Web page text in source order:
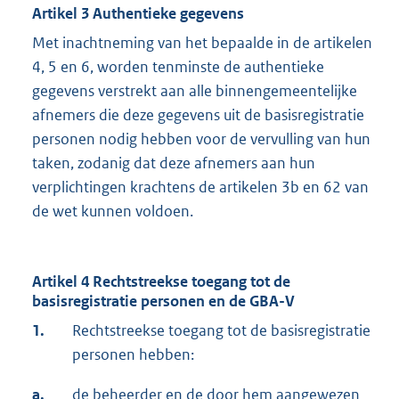
Artikel 3 Authentieke gegevens
Met inachtneming van het bepaalde in de artikelen
4, 5 en 6, worden tenminste de authentieke
gegevens verstrekt aan alle binnengemeentelijke
afnemers die deze gegevens uit de basisregistratie
personen nodig hebben voor de vervulling van hun
taken, zodanig dat deze afnemers aan hun
verplichtingen krachtens de artikelen 3b en 62 van
de wet kunnen voldoen.
Artikel 4 Rechtstreekse toegang tot de
basisregistratie personen en de GBA-V
1.
Rechtstreekse toegang tot de basisregistratie
personen hebben:
a. de beheerder en de door hem aangewezen